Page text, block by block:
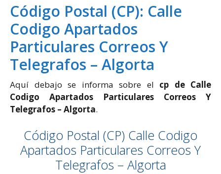
Código Postal (CP): Calle
Codigo Apartados
Particulares Correos Y
Telegrafos – Algorta
Aquí debajo se informa sobre el cp de Calle
Codigo Apartados Particulares Correos Y
Telegrafos – Algorta.
Código Postal (CP) Calle Codigo
Apartados Particulares Correos Y
Telegrafos – Algorta